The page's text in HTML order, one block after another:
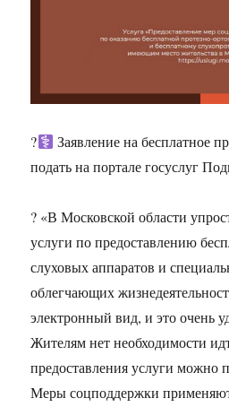
?‍
Заявление на бесплатное
подать на портале госуслуг
? «В Московской области
услуги по предоставлению
слуховых аппаратов и
облегчающих
электронный вид, и это очень
Жителям нет необходимости
предоставления услуги можно
Меры соцподдержки